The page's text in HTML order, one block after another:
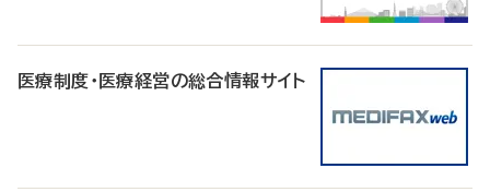
医療制度・医療経営の総合情報サイト